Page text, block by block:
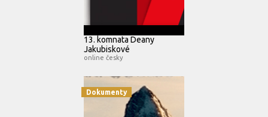
13. komnata Deany
Jakubiskové
online česky
Dokumenty